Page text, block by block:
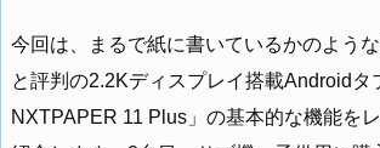
今回は、まるで紙に書いているかのよう
と評判の2.2Kディスプレイ搭載Androidタ
NXTPAPER 11 Plus」の基本的な機能を